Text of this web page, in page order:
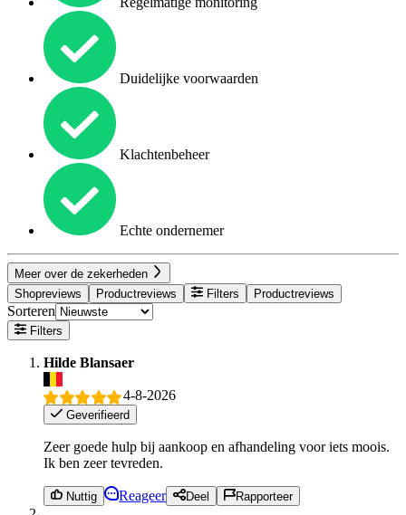
Duidelijke voorwaarden
Klachtenbeheer
Echte ondernemer
Meer over de zekerheden
Shopreviews
Productreviews Filters Productreviews
Sorteren
Filters
Hilde Blansaer
4-8-2026
Geverifieerd
Zeer goede hulp bij aankoop en afhandeling voor iets moois.
Ik ben zeer tevreden.
Nuttig Reageer Deel Rapporteer